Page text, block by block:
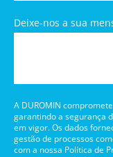
Deixe-nos a sua
A DUROMIN
garantindo a segurança
em vigor. Os dados
gestão de processos
com a nossa Política de